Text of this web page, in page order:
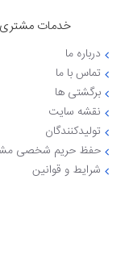
خدمات مشتری
درباره ما
تماس با ما
برگشتی ها
نقشه سایت
تولیدکنندگان
حفظ حریم شخصی
شرایط و قوانین